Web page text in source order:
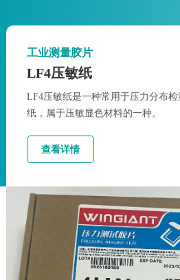
工业测量胶片
LF4压敏纸
LF4压敏纸是一种常用于压力分布
纸，属于压敏显色材料的一种。
查看详情